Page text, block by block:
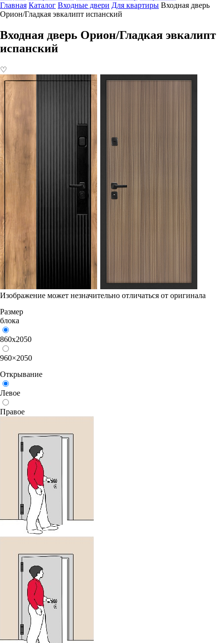
Главная Каталог Входные двери Для квартиры Входная дверь
Орион/Гладкая эвкалипт испанский
Входная дверь Орион/Гладкая эвкалипт
испанский
♡
Изображение может незначительно отличаться от оригинала
Размер
блока
860х2050
960×2050
Открывание
Левое
Правое